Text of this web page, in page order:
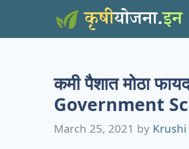
कमी पैशात मोठा
Government
March 25, 2021 by Krushi